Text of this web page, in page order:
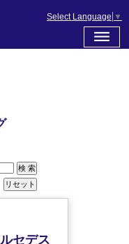
Select Language ▼
セデス